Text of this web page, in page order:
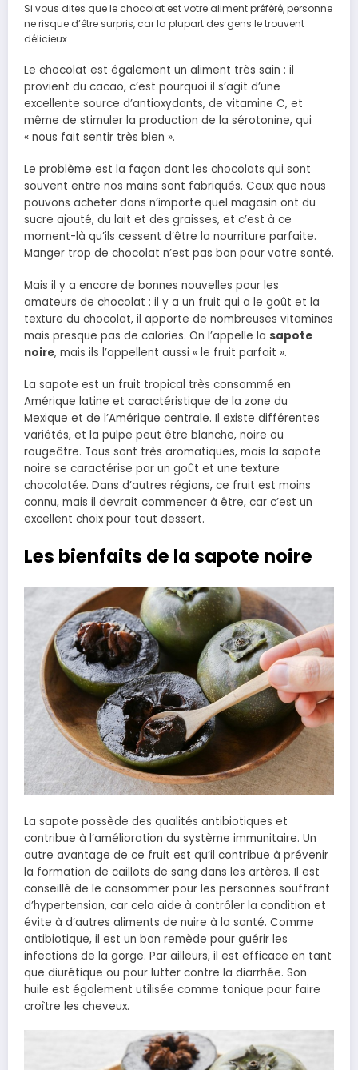
Si vous dites que le chocolat est votre aliment préféré, personne
ne risque d’être surpris, car la plupart des gens le trouvent
délicieux.
Le chocolat est également un aliment très sain : il
provient du cacao, c’est pourquoi il s’agit d’une
excellente source d’antioxydants, de vitamine C, et
même de stimuler la production de la sérotonine, qui
« nous fait sentir très bien ».
Le problème est la façon dont les chocolats qui sont
souvent entre nos mains sont fabriqués. Ceux que nous
pouvons acheter dans n’importe quel magasin ont du
sucre ajouté, du lait et des graisses, et c’est à ce
moment-là qu’ils cessent d’être la nourriture parfaite.
Manger trop de chocolat n’est pas bon pour votre santé.
Mais il y a encore de bonnes nouvelles pour les
amateurs de chocolat : il y a un fruit qui a le goût et la
texture du chocolat, il apporte de nombreuses vitamines
mais presque pas de calories. On l’appelle la sapote
noire, mais ils l’appellent aussi « le fruit parfait ».
La sapote est un fruit tropical très consommé en
Amérique latine et caractéristique de la zone du
Mexique et de l’Amérique centrale. Il existe différentes
variétés, et la pulpe peut être blanche, noire ou
rougeâtre. Tous sont très aromatiques, mais la sapote
noire se caractérise par un goût et une texture
chocolatée. Dans d’autres régions, ce fruit est moins
connu, mais il devrait commencer à être, car c’est un
excellent choix pour tout dessert.
Les bienfaits de la sapote noire
La sapote possède des qualités antibiotiques et
contribue à l’amélioration du système immunitaire. Un
autre avantage de ce fruit est qu’il contribue à prévenir
la formation de caillots de sang dans les artères. Il est
conseillé de le consommer pour les personnes souffrant
d’hypertension, car cela aide à contrôler la condition et
évite à d’autres aliments de nuire à la santé. Comme
antibiotique, il est un bon remède pour guérir les
infections de la gorge. Par ailleurs, il est efficace en tant
que diurétique ou pour lutter contre la diarrhée. Son
huile est également utilisée comme tonique pour faire
croître les cheveux.